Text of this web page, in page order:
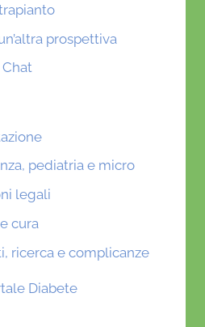
prospettiva
Chat
pediatria e micro
legali
cura
ricerca e complicanze
Diabete